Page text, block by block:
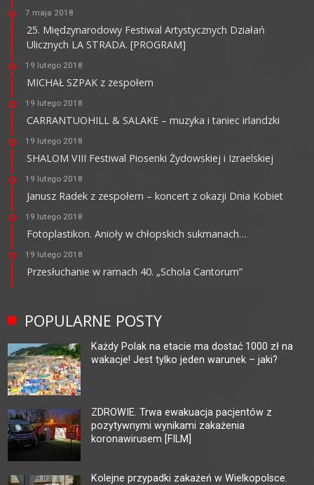
7 maja 2018
25. Międzynarodowy Festiwal Artystycznych Działań
Ulicznych LA STRADA. [PROGRAM]
19 lutego 2018
MICHAŁ SZPAK z zespołem
19 lutego 2018
CARRANTUOHILL & SALAKE – muzyka i taniec irlandzki
19 lutego 2018
SHALOM VIII Festiwal Piosenki Żydowskiej i Izraelskiej
19 lutego 2018
Janusz Radek z zespołem – koncert z okazji Dnia Kobiet
19 lutego 2018
Fotoplastikon. Anioły w chłopskich sukmanach…
19 lutego 2018
Przesłuchanie w ramach 40. „Schola Cantorum”
POPULARNE POSTY
Każdy Polak na etacie ma dostać 1000 zł na
wakacje! Jest tylko jeden warunek – jaki?
ZDROWIE. Trwa ewakuacja pacjentów z
pozytywnymi wynikami zakażenia
koronawirusem [FILM]
Kolejne przypadki zakażeń w Wielkopolsce.